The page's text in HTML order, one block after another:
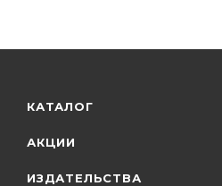
КАТАЛОГ
АКЦИИ
ИЗДАТЕЛЬСТВА